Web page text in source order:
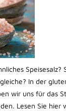
Speisesalz?
In der
wir uns für das
Lesen Sie hier